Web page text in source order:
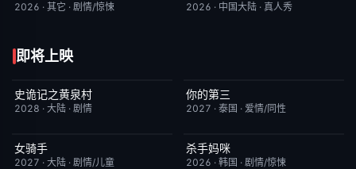
2026 · 其它 · 剧情/惊悚 2026 · 中国大陆 · 真人秀
即将上映
6月23日更新
史诡记之黄泉村
2028 · 大陆 · 剧情
更新至第02集
你的第三
2027 · 泰国 · 爱情/同性
7月15日更新
女骑手
2027 · 大陆 · 剧情/儿童
更新至第02集
杀手妈咪
2026 · 韩国 · 剧情/惊悚